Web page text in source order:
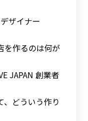
ザイナー
を作るのは何が
JAPAN 創業者
、どういう作り